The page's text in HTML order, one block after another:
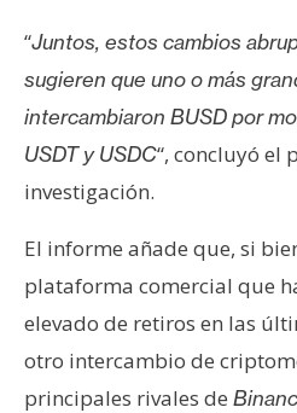
o
y
u
b
l
c
i
d
d
“Juntos, estos cambios
sugieren que uno o más
intercambiaron BUSD por
USDT y USDC“, concluyó el
investigación.
El informe añade que, si
plataforma comercial que
elevado de retiros en las
otro intercambio de
principales rivales de